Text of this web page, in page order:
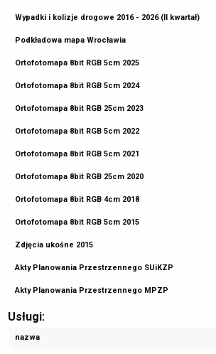
Wypadki i kolizje drogowe 2016 - 2026 (II kwartał)
Podkładowa mapa Wrocławia
Ortofotomapa 8bit RGB 5cm 2025
Ortofotomapa 8bit RGB 5cm 2024
Ortofotomapa 8bit RGB 25cm 2023
Ortofotomapa 8bit RGB 5cm 2022
Ortofotomapa 8bit RGB 5cm 2021
Ortofotomapa 8bit RGB 25cm 2020
Ortofotomapa 8bit RGB 4cm 2018
Ortofotomapa 8bit RGB 5cm 2015
Zdjęcia ukośne 2015
Akty Planowania Przestrzennego SUiKZP
Akty Planowania Przestrzennego MPZP
Usługi:
nazwa